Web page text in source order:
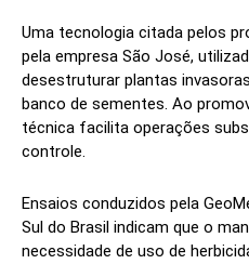
Uma tecnologia citada pelos
pela empresa São José,
desestruturar plantas
banco de sementes. Ao
técnica facilita operações
controle.
Ensaios conduzidos pela
Sul do Brasil indicam que o
necessidade de uso de